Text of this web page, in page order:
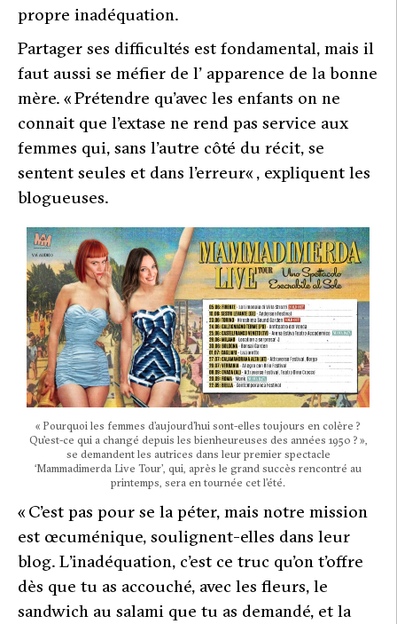
propre inadéquation.
Partager ses difficultés est fondamental, mais il
faut aussi se méfier de l’ apparence de la bonne
mère. «Prétendre qu’avec les enfants on ne
connait que l’extase ne rend pas service aux
femmes qui, sans l’autre côté du récit, se
sentent seules et dans l’erreur« , expliquent les
blogueuses.
« Pourquoi les femmes d’aujourd’hui sont-elles toujours en colère ?
Qu’est-ce qui a changé depuis les bienheureuses des années 1950 ? »,
se demandent les autrices dans leur premier spectacle
‘Mammadimerda Live Tour’, qui, après le grand succès rencontré au
printemps, sera en tournée cet l’été.
« C’est pas pour se la péter, mais notre mission
est œcuménique, soulignent-elles dans leur
blog. L’inadéquation, c’est ce truc qu’on t’offre
dès que tu as accouché, avec les fleurs, le
sandwich au salami que tu as demandé, et la